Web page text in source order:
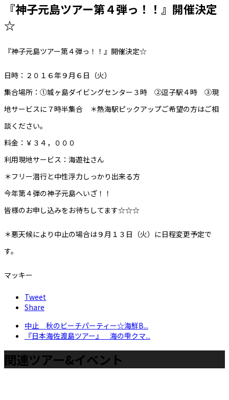
『神子元島ツアー第４弾っ！！』開催決定
☆
『神子元島ツアー第４弾っ！！』開催決定☆
日時：２０１６年９月６日（火）
集合場所：①城ヶ島ダイビングセンター３時 ②逗子駅４時 ③現
地サービスに７時半集合 ＊熱海駅ピックアップご希望の方はご相
談ください。
料金：￥３４，０００
利用現地サービス：海遊社さん
＊フリー潜行と中性浮力しっかり出来る方
今年第４弾の神子元島へいざ！！
皆様のお申し込みをお待ちしてます☆☆☆
＊悪天候により中止の場合は９月１３日（火）に日程変更予定で
す。
マッキー
Tweet
Share
中止 秋のビーチパーティー☆海鮮B...
『日本海佐渡島ツアー』 海の雫クマ...
関連ツアー&イベント